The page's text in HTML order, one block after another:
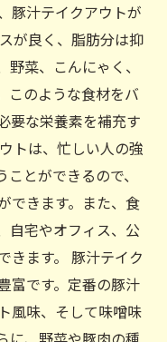
豚汁テイクアウトが
が良く、脂肪分は抑
菜、こんにゃく、
このような食材をバ
要な栄養素を補充す
トは、忙しい人の強
とができるので、
できます。また、食
自宅やオフィス、公
きます。 豚汁テイク
富です。定番の豚汁
風味、そして味噌味